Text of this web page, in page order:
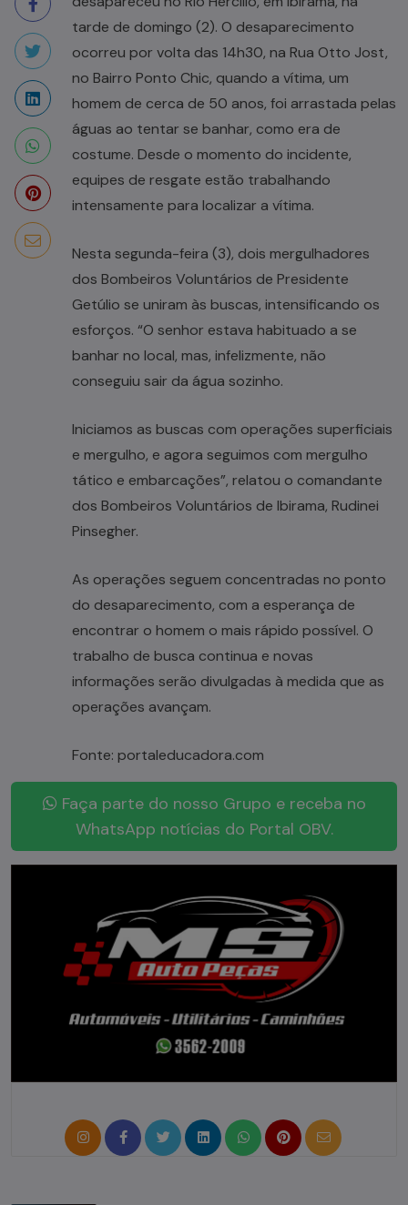
tarde de domingo (2). O desaparecimento
ocorreu por volta das 14h30, na Rua Otto Jost,
no Bairro Ponto Chic, quando a vítima, um
homem de cerca de 50 anos, foi arrastada pelas
águas ao tentar se banhar, como era de
costume. Desde o momento do incidente,
equipes de resgate estão trabalhando
intensamente para localizar a vítima.
Nesta segunda-feira (3), dois mergulhadores
dos Bombeiros Voluntários de Presidente
Getúlio se uniram às buscas, intensificando os
esforços. “O senhor estava habituado a se
banhar no local, mas, infelizmente, não
conseguiu sair da água sozinho.
Iniciamos as buscas com operações superficiais
e mergulho, e agora seguimos com mergulho
tático e embarcações”, relatou o comandante
dos Bombeiros Voluntários de Ibirama, Rudinei
Pinsegher.
As operações seguem concentradas no ponto
do desaparecimento, com a esperança de
encontrar o homem o mais rápido possível. O
trabalho de busca continua e novas
informações serão divulgadas à medida que as
operações avançam.
Fonte: portaleducadora.com
Faça parte do nosso Grupo e receba no
WhatsApp notícias do Portal OBV.